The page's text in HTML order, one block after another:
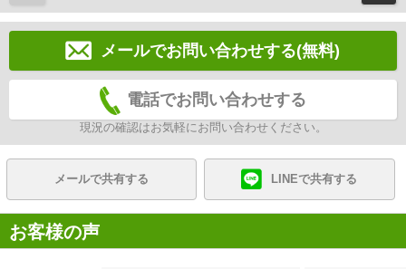
メールでお問い合わせする(無料)
電話でお問い合わせする
現況の確認はお気軽にお問い合わせください。
メールで共有する LINEで共有する
お客様の声